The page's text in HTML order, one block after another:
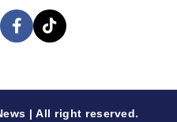
| All right reserved.